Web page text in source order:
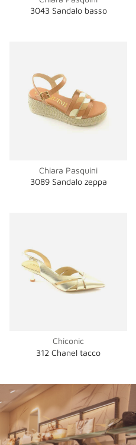
3043 Sandalo basso
Chiara Pasquini
3089 Sandalo zeppa
Chiconic
312 Chanel tacco